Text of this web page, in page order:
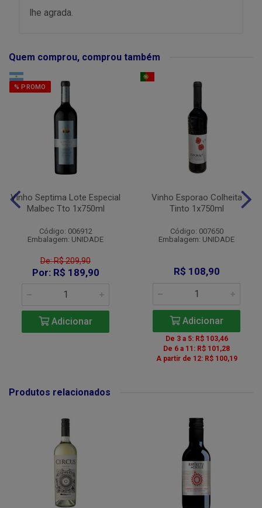
lhe agrada.
Quem comprou, comprou também
% PROMO
Vinho Septima Lote Especial
Malbec Tto 1x750ml
Código: 006912
Embalagem: UNIDADE
De: R$ 209,90
Por: R$ 189,90
Adicionar
Vinho Esporao Colheita
Tinto 1x750ml
Código: 007650
Embalagem: UNIDADE
R$ 108,90
Adicionar
De 3 a 5: R$ 103,46
De 6 a 11: R$ 101,28
A partir de 12: R$ 100,19
Produtos relacionados